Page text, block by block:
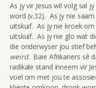
As jy vir Jesus wil volg sal
word (v.32). As jy nie
uitskuif. As jy nie kroek
uitskuif. As jy nie glo wat
die onderwyser jou stief
weird. Baie Afrikaners sê
radikale stand inneem vir
voel om met jou te